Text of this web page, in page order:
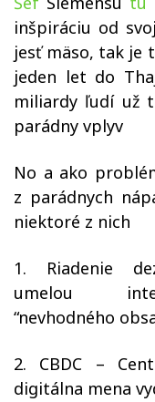
inšpiráciu od
jesť mäso, tak je
jeden let do
miliardy ľudí už
parádny vplyv
No a ako
z parádnych
niektoré z nich
1. Riadenie
umelou
“nevhodného
2. CBDC –
digitálna mena